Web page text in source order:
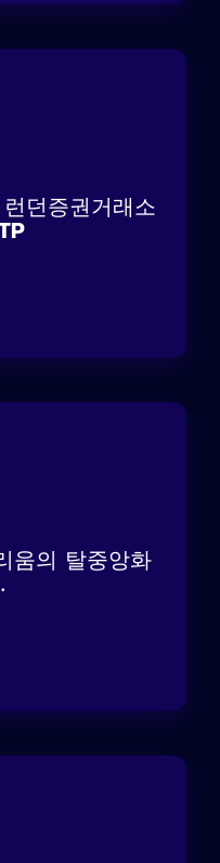
던증권거래소
움의 탈중앙화